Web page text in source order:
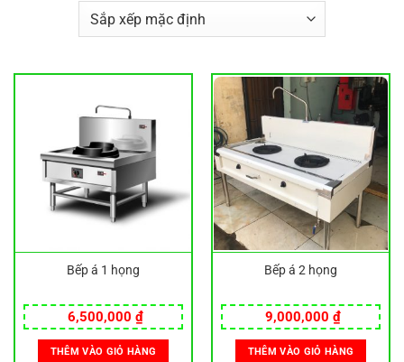
Bếp á 1 họng
6,500,000 ₫
THÊM VÀO GIỎ HÀNG
Bếp á 2 họng
9,000,000 ₫
THÊM VÀO GIỎ HÀNG